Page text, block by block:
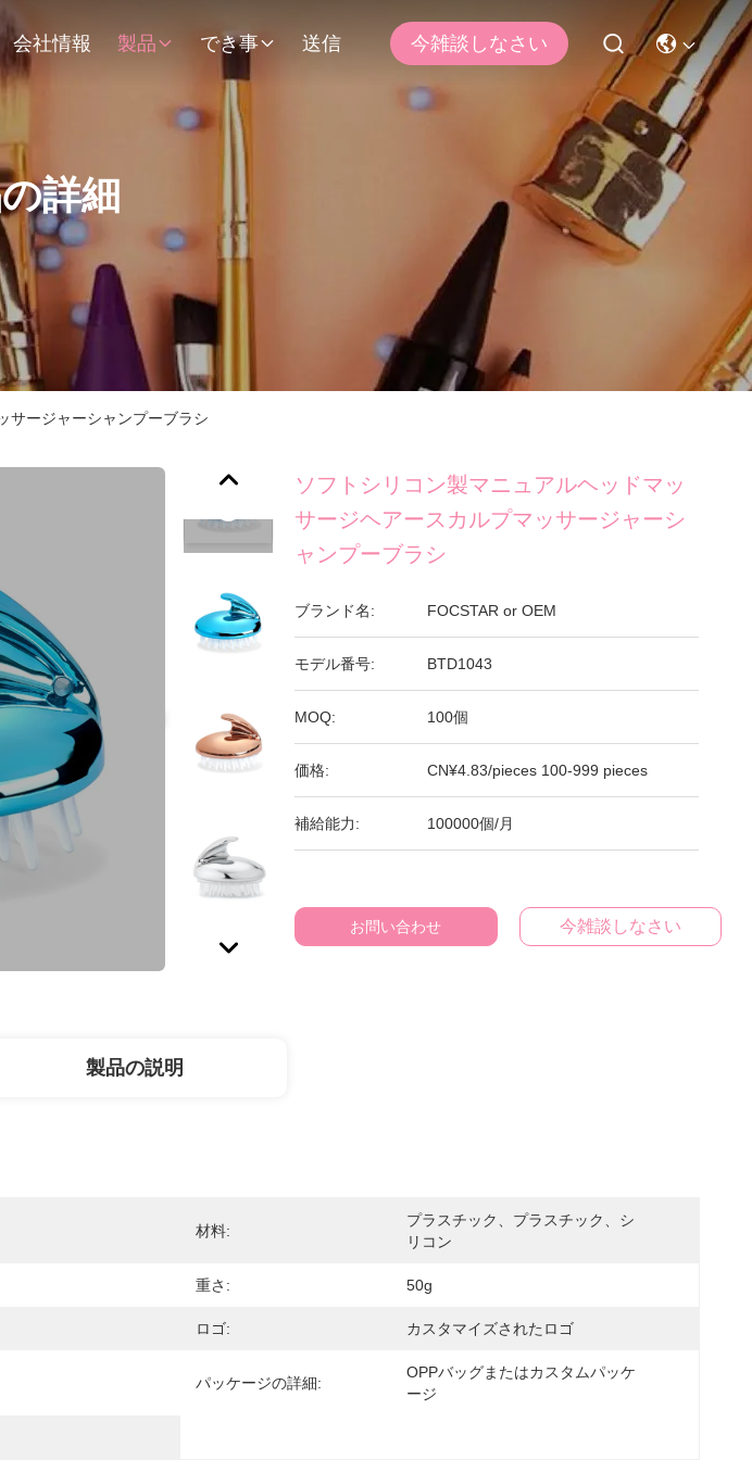
会社情報 製品 でき事 送信 今雑談しなさい
詳細
サージャーシャンプーブラシ
ソフトシリコン製マニュアルヘッドマッ
サージヘアースカルプマッサージャーシ
ャンプーブラシ
ブランド名: FOCSTAR or OEM
モデル番号: BTD1043
MOQ: 100個
価格: CN¥4.83/pieces 100-999 pieces
補給能力: 100000個/月
お問い合わせ 今雑談しなさい
製品の説明
材料:
プラスチック、プラスチック、シ
リコン
重さ: 50g
ロゴ: カスタマイズされたロゴ
パッケージの詳細:
OPPバッグまたはカスタムパッケ
ージ